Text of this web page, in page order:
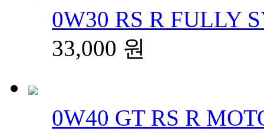
0W30 RS R FULLY
33,000 원
0W40 GT RS R